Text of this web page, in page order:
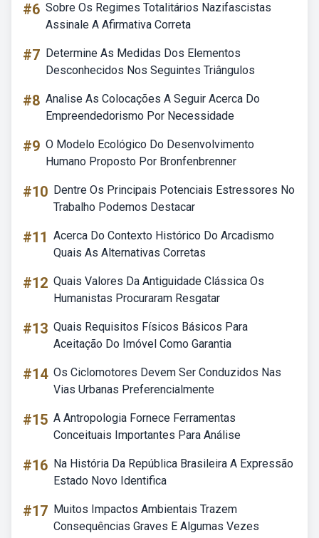
#6 Sobre Os Regimes Totalitários Nazifascistas
Assinale A Afirmativa Correta
#7 Determine As Medidas Dos Elementos
Desconhecidos Nos Seguintes Triângulos
#8 Analise As Colocações A Seguir Acerca Do
Empreendedorismo Por Necessidade
#9 O Modelo Ecológico Do Desenvolvimento
Humano Proposto Por Bronfenbrenner
#10 Dentre Os Principais Potenciais Estressores No
Trabalho Podemos Destacar
#11 Acerca Do Contexto Histórico Do Arcadismo
Quais As Alternativas Corretas
#12 Quais Valores Da Antiguidade Clássica Os
Humanistas Procuraram Resgatar
#13 Quais Requisitos Físicos Básicos Para
Aceitação Do Imóvel Como Garantia
#14 Os Ciclomotores Devem Ser Conduzidos Nas
Vias Urbanas Preferencialmente
#15 A Antropologia Fornece Ferramentas
Conceituais Importantes Para Análise
#16 Na História Da República Brasileira A Expressão
Estado Novo Identifica
#17 Muitos Impactos Ambientais Trazem
Consequências Graves E Algumas Vezes